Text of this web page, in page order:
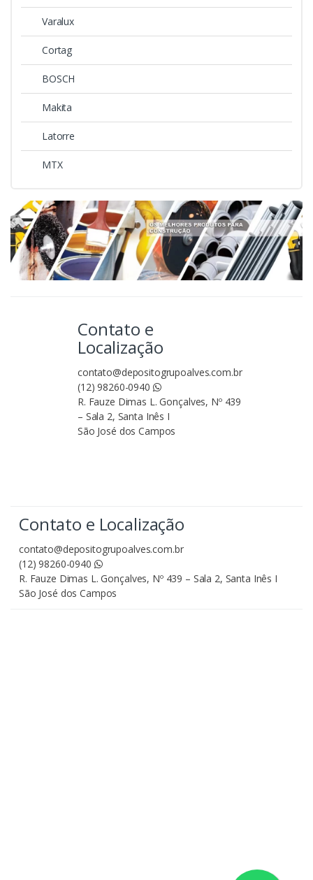
Varalux
Cortag
BOSCH
Makita
Latorre
MTX
Contato e
Localização
contato@depositogrupoalves.com.br
(12) 98260-0940
R. Fauze Dimas L. Gonçalves, Nº 439
– Sala 2, Santa Inês I
São José dos Campos
Contato e Localização
contato@depositogrupoalves.com.br
(12) 98260-0940
R. Fauze Dimas L. Gonçalves, Nº 439 – Sala 2, Santa Inês I
São José dos Campos